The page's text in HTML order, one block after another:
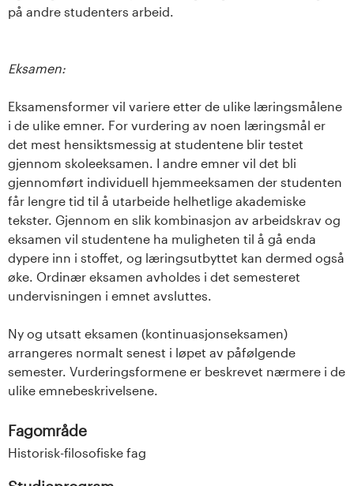
på andre studenters arbeid.
Eksamen:
Eksamensformer vil variere etter de ulike læringsmålene
i de ulike emner. For vurdering av noen læringsmål er
det mest hensiktsmessig at studentene blir testet
gjennom skoleeksamen. I andre emner vil det bli
gjennomført individuell hjemmeeksamen der studenten
får lengre tid til å utarbeide helhetlige akademiske
tekster. Gjennom en slik kombinasjon av arbeidskrav og
eksamen vil studentene ha muligheten til å gå enda
dypere inn i stoffet, og læringsutbyttet kan dermed også
øke. Ordinær eksamen avholdes i det semesteret
undervisningen i emnet avsluttes.
Ny og utsatt eksamen (kontinuasjonseksamen)
arrangeres normalt senest i løpet av påfølgende
semester. Vurderingsformene er beskrevet nærmere i de
ulike emnebeskrivelsene.
Fagområde
Historisk-filosofiske fag